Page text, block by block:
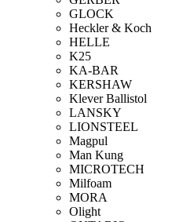
GLOCK
Heckler & Koch
HELLE
K25
KA-BAR
KERSHAW
Klever Ballistol
LANSKY
LIONSTEEL
Magpul
Man Kung
MICROTECH
Milfoam
MORA
Olight